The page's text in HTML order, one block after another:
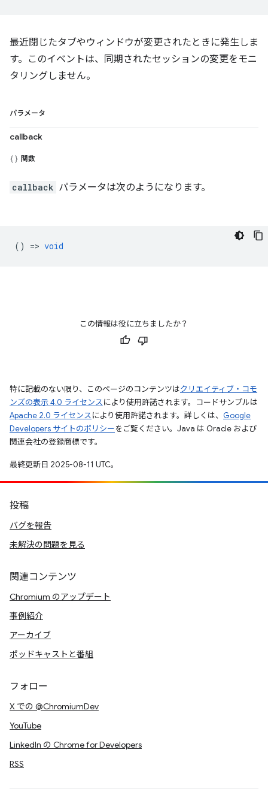
最近閉じたタブやウィンドウが変更されたときに発生しま
す。このイベントは、同期されたセッションの変更をモニ
タリングしません。
パラメータ
callback
関数
callback パラメータは次のようになります。
() => void
この情報は役に立ちましたか？
特に記載のない限り、このページのコンテンツはクリエイティブ・コモ
ンズの表示 4.0 ライセンスにより使用許諾されます。コードサンプルは
Apache 2.0 ライセンスにより使用許諾されます。詳しくは、 Google
Developers サイトのポリシーをご覧ください。Java は Oracle および
関連会社の登録商標です。
最終更新日 2025-08-11 UTC。
投稿
バグを報告
未解決の問題を見る
関連コンテンツ
Chromium のアップデート
事例紹介
アーカイブ
ポッドキャストと番組
フォロー
X での @ChromiumDev
YouTube
LinkedIn の Chrome for Developers
RSS